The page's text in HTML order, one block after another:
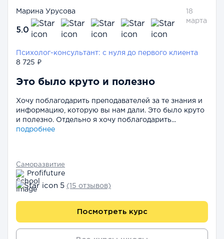
Марина Урусова
5.0
18
марта
Психолог-консультант: с нуля до первого клиента
8 725 ₽
Это было круто и полезно
Хочу поблагодарить преподавателей за те знания и
информацию, которую вы нам дали. Это было круто
и полезно. Отдельно я хочу поблагодарить...
подробнее
Саморазвитие
Profifuture
5 (15 отзывов)
Посмотреть курс